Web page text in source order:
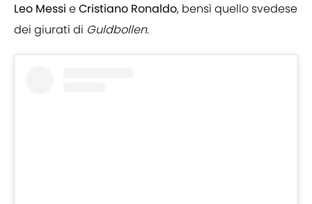
Leo Messi eCristiano Ronaldo, bensì quello svedese
dei giurati di Guldbollen.